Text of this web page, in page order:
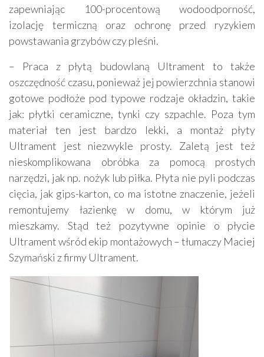
zapewniając 100-procentową wodoodporność,
izolację termiczną oraz ochronę przed ryzykiem
powstawania grzybów czy pleśni.
– Praca z płytą budowlaną Ultrament to także
oszczędność czasu, ponieważ jej powierzchnia stanowi
gotowe podłoże pod typowe rodzaje okładzin, takie
jak: płytki ceramiczne, tynki czy szpachle. Poza tym
materiał ten jest bardzo lekki, a montaż płyty
Ultrament jest niezwykle prosty. Zaletą jest też
nieskomplikowana obróbka za pomocą prostych
narzędzi, jak np. nożyk lub piłka. Płyta nie pyli podczas
cięcia, jak gips-karton, co ma istotne znaczenie, jeżeli
remontujemy łazienkę w domu, w którym już
mieszkamy. Stąd też pozytywne opinie o płycie
Ultrament wśród ekip montażowych – tłumaczy Maciej
Szymański z firmy Ultrament.